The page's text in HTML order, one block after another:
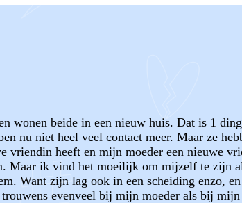
wonen beide in een nieuw huis. Dat is 1
nu niet heel veel contact meer. Maar ze
heeft en mijn moeder een nieuwe
Maar ik vind het moeilijk om mijzelf te zijn
Want zijn lag ook in een scheiding enzo,
evenveel bij mijn moeder als bij